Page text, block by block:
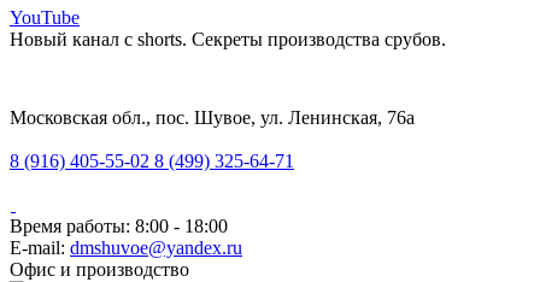
YouTube
Новый канал с shorts. Секреты производства срубов.
Московская обл., пос. Шувое, ул. Ленинская, 76а
8 (916) 405-55-02 8 (499) 325-64-71
Время работы: 8:00 - 18:00
E-mail: dmshuvoe@yandex.ru
Офис и производство